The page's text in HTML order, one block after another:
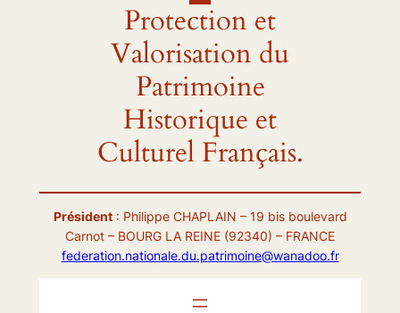
Protection et
Valorisation du
Patrimoine
Historique et
Culturel Français.
Président: Philippe CHAPLAIN – 19 bis boulevard
Carnot – BOURG LA REINE (92340) – FRANCE
federation.nationale.du.patrimoine@wanadoo.fr